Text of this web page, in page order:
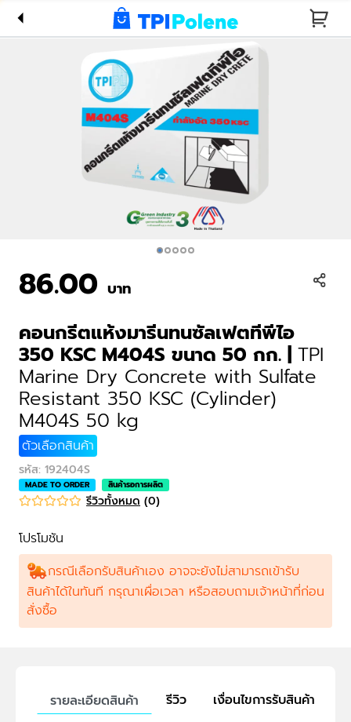
ซัลเฟตทีพี
KSC
M404S
ขนาด 50
กก. | TPI
Marine
Dry
Concrete
Resistant
(Cylinder)
M404S
50 kg
86.00 บาท
คอนกรีตแห้งมารีนทนซัลเฟตทีพีไอ
350 KSC M404S ขนาด 50 กก. | TPI
Marine Dry Concrete with Sulfate
Resistant 350 KSC (Cylinder)
M404S 50 kg
ตัวเลือกสินค้า
รหัส: 192404S
MADE TO ORDER สินค้ารอการผลิต
รีวิวทั้งหมด (0)
โปรโมชัน
กรณีเลือกรับสินค้าเอง อาจจะยังไม่สามารถเข้ารับ
สินค้าได้ในทันที กรุณาเผื่อเวลา หรือสอบถามเจ้าหน้าที่ก่อน
สั่งซื้อ
รายละเอียดสินค้า รีวิว เงื่อนไขการรับสินค้า